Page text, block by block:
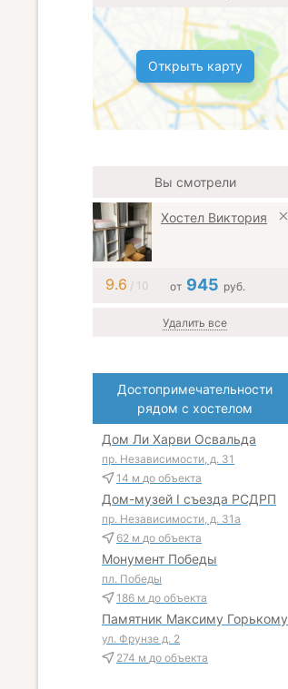
Открыть карту
Вы смотрели
Хостел Виктория
9.6 / 10 от 945 руб.
Удалить все
Достопримечательности
рядом с хостелом
Дом Ли Харви Освальда
пр. Независимости, д. 31
14 м до объекта
Дом-музей I съезда РСДРП
пр. Независимости, д. 31а
62 м до объекта
Монумент Победы
пл. Победы
186 м до объекта
Памятник Максиму Горькому
ул. Фрунзе д. 2
274 м до объекта